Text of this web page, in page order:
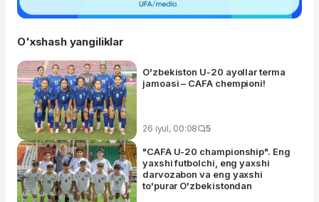
O'xshash yangiliklar
O'zbekiston U-20 ayollar terma
jamoasi – CAFA chempioni!
26 iyul, 00:08 5
"CAFA U-20 championship". Eng
yaxshi futbolchi, eng yaxshi
darvozabon va eng yaxshi
to'purar O'zbekistondan